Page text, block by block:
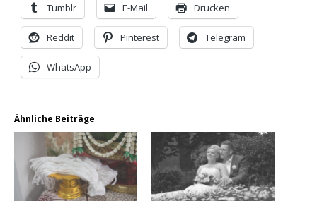
Tumblr E-Mail Drucken
Reddit Pinterest Telegram
WhatsApp
Ähnliche Beiträge